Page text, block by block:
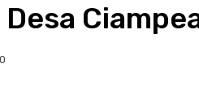
Desa